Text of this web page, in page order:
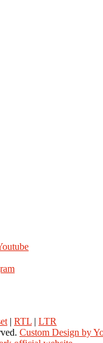
| RTL | LTR
Custom Design by